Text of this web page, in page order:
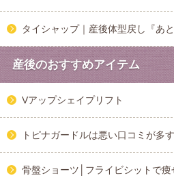
タイシャップ｜産後体型戻し『あ
産後のおすすめアイテム
Vアップシェイプリフト
トピナガードルは悪い口コミが多
骨盤ショーツ│フライビシットで